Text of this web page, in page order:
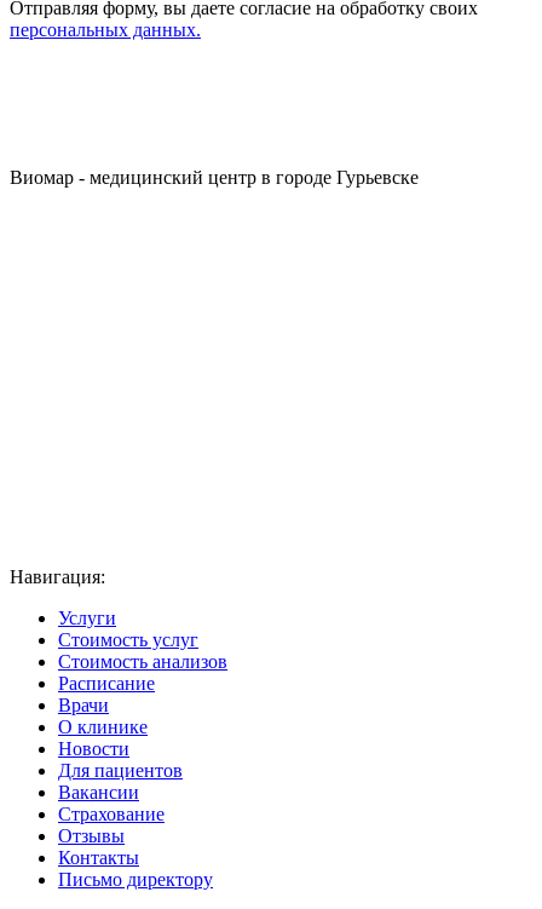
Отправляя форму, вы даете согласие на обработку своих
персональных данных.
Виомар - медицинский центр в городе Гурьевске
Навигация:
Услуги
Стоимость услуг
Стоимость анализов
Расписание
Врачи
О клинике
Новости
Для пациентов
Вакансии
Страхование
Отзывы
Контакты
Письмо директору